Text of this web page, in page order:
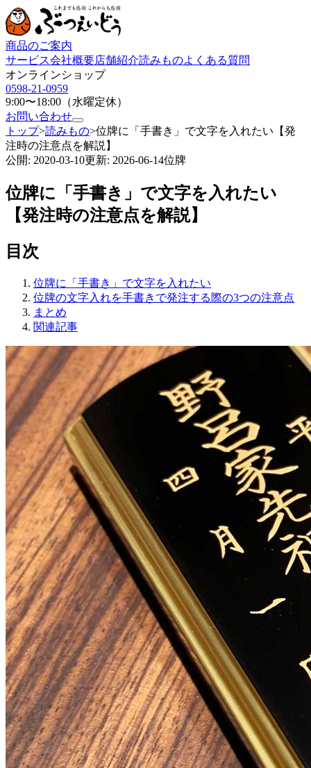
商品のご案内
サービス会社概要店舗紹介読みものよくある質問
オンラインショップ
0598-21-0959
9:00〜18:00（水曜定休）
お問い合わせ
トップ>読みもの>位牌に「手書き」で文字を入れたい【発
注時の注意点を解説】
公開: 2020-03-10更新: 2026-06-14位牌
位牌に「手書き」で文字を入れたい
【発注時の注意点を解説】
目次
位牌に「手書き」で文字を入れたい
位牌の文字入れを手書きで発注する際の3つの注意点
まとめ
関連記事